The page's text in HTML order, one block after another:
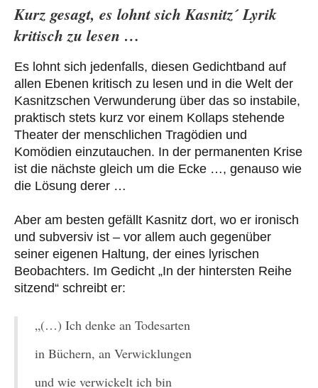
Kurz gesagt, es lohnt sich Kasnitz´ Lyrik
kritisch zu lesen …
Es lohnt sich jedenfalls, diesen Gedichtband auf
allen Ebenen kritisch zu lesen und in die Welt der
Kasnitzschen Verwunderung über das so instabile,
praktisch stets kurz vor einem Kollaps stehende
Theater der menschlichen Tragödien und
Komödien einzutauchen. In der permanenten Krise
ist die nächste gleich um die Ecke …, genauso wie
die Lösung derer …
Aber am besten gefällt Kasnitz dort, wo er ironisch
und subversiv ist ‒ vor allem auch gegenüber
seiner eigenen Haltung, der eines lyrischen
Beobachters. Im Gedicht „In der hintersten Reihe
sitzend“ schreibt er:
„(…) Ich denke an Todesarten
in Büchern, an Verwicklungen
und wie verwickelt ich bin